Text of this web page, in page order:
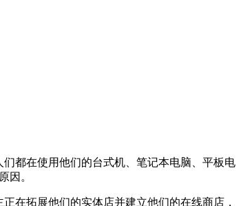
都在使用他们的台式机、笔记本电脑、平板电
因。
在拓展他们的实体店并建立他们的在线商店，